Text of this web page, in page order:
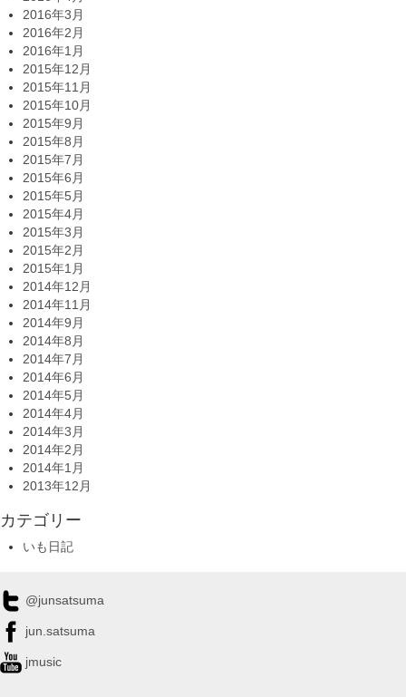
2016年3月
2016年2月
2016年1月
2015年12月
2015年11月
2015年10月
2015年9月
2015年8月
2015年7月
2015年6月
2015年5月
2015年4月
2015年3月
2015年2月
2015年1月
2014年12月
2014年11月
2014年9月
2014年8月
2014年7月
2014年6月
2014年5月
2014年4月
2014年3月
2014年2月
2014年1月
2013年12月
カテゴリー
いも日記
@junsatsuma
jun.satsuma
jmusic